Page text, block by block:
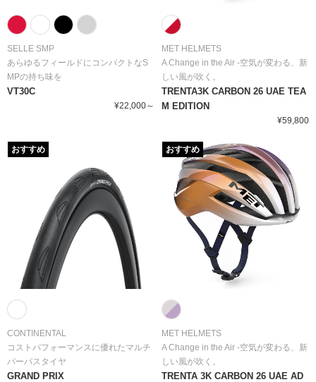
SELLE SMP
あらゆるフィールドにコンパクトなS
MPの持ち味を
VT30C
¥22,000～
MET HELMETS
A Change in the Air -空気が変わる、新
しい風が吹く。
TRENTA3K CARBON 26 UAE TEA
M EDITION
¥59,800
CONTINENTAL
コストパフォーマンスに優れたマルチ
パーパスタイヤ
GRAND PRIX
おすすめ
MET HELMETS
A Change in the Air -空気が変わる、新
しい風が吹く。
TRENTA 3K CARBON 26 UAE AD
おすすめ